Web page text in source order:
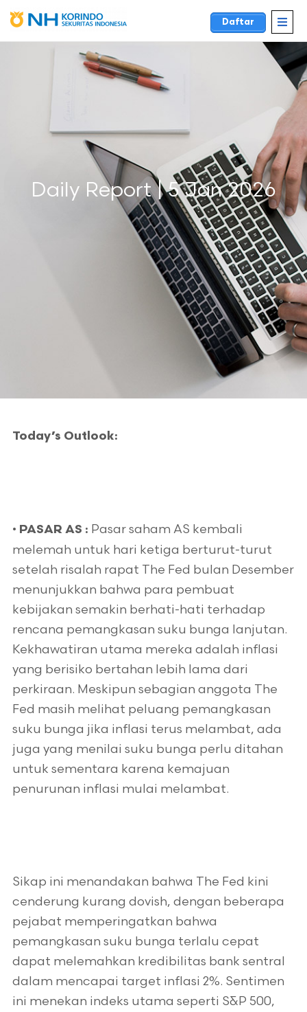
Daftar
Daily Report | 5 Jan 2026
Today’s Outlook:
• PASAR AS : Pasar saham AS kembali
melemah untuk hari ketiga berturut-turut
setelah risalah rapat The Fed bulan Desember
menunjukkan bahwa para pembuat
kebijakan semakin berhati-hati terhadap
rencana pemangkasan suku bunga lanjutan.
Kekhawatiran utama mereka adalah inflasi
yang berisiko bertahan lebih lama dari
perkiraan. Meskipun sebagian anggota The
Fed masih melihat peluang pemangkasan
suku bunga jika inflasi terus melambat, ada
juga yang menilai suku bunga perlu ditahan
untuk sementara karena kemajuan
penurunan inflasi mulai melambat.
Sikap ini menandakan bahwa The Fed kini
cenderung kurang dovish, dengan beberapa
pejabat memperingatkan bahwa
pemangkasan suku bunga terlalu cepat
dapat melemahkan kredibilitas bank sentral
dalam mencapai target inflasi 2%. Sentimen
ini menekan indeks utama seperti S&P 500,